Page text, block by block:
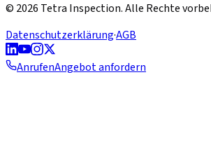
© 2026 Tetra Inspection. Alle Rechte
Datenschutzerklärung·AGB
AnrufenAngebot anfordern